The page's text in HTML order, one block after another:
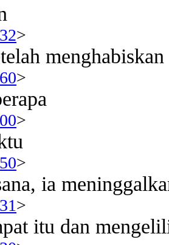
>
menghabiskan
>
>
>
ia
>
itu dan